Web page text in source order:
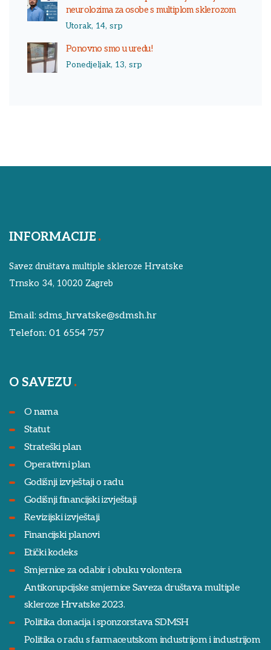
neurolozima za osobe s multiplom sklerozom
Utorak, 14, srp
Ponovno smo u uredu!
Ponedjeljak, 13, srp
INFORMACIJE
Savez društava multiple skleroze Hrvatske
Trnsko 34, 10020 Zagreb
Email: sdms_hrvatske@sdmsh.hr
Telefon: 01 6554 757
O SAVEZU
O nama
Statut
Strateški plan
Operativni plan
Godišnji izvještaji o radu
Godišnji financijski izvještaji
Revizijski izvještaji
Financijski planovi
Etički kodeks
Smjernice za odabir i obuku volontera
Antikorupcijske smjernice Saveza društava multiple
skleroze Hrvatske 2023.
Politika donacija i sponzorstava SDMSH
Politika o radu s farmaceutskom industrijom i industrijom